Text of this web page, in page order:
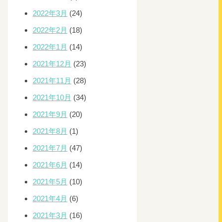
2022年3月 (24)
2022年2月 (18)
2022年1月 (14)
2021年12月 (23)
2021年11月 (28)
2021年10月 (34)
2021年9月 (20)
2021年8月 (1)
2021年7月 (47)
2021年6月 (14)
2021年5月 (10)
2021年4月 (6)
2021年3月 (16)